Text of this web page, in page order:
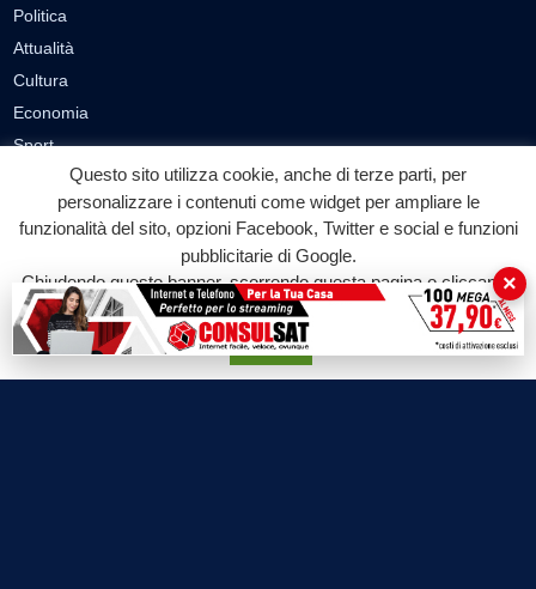
Politica
Attualità
Cultura
Economia
Sport
VIDEO
Video Cronaca
Video Politica
Video Attualità
Video Economia
Questo sito utilizza cookie, anche di terze parti, per
personalizzare i contenuti come widget per ampliare le
funzionalità del sito, opzioni Facebook, Twitter e social e funzioni
pubblicitarie di Google.
Chiudendo questo banner, scorrendo questa pagina o cliccando
su qualunque suo elemento acconsenti all'uso dei cookie.
Accetta
×